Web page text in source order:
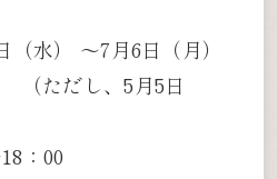
水） ～7月6日（月）
（ただし、5月5日
：00